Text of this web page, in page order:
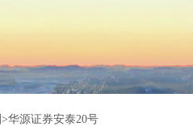
>华源证券安泰20号